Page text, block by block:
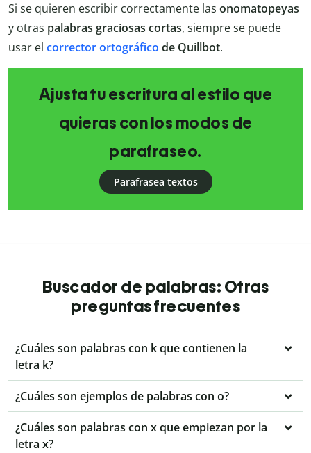
Si se quieren escribir correctamente las onomatopeyas
y otras palabras graciosas cortas, siempre se puede
usar el corrector ortográfico de Quillbot.
Ajusta tu escritura al estilo que
quieras con los modos de
parafraseo.
Parafrasea textos
Buscador de palabras: Otras
preguntas frecuentes
¿Cuáles son palabras con k que contienen la
letra k?
¿Cuáles son ejemplos de palabras con o?
¿Cuáles son palabras con x que empiezan por la
letra x?